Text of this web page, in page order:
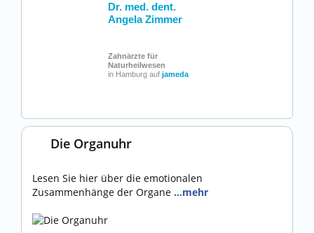
Dr. med. dent.
Angela Zimmer
Zahnärzte für
Naturheilwesen
in Hamburg auf jameda
Die Organuhr
Lesen Sie hier über die emotionalen
Zusammenhänge der Organe …mehr